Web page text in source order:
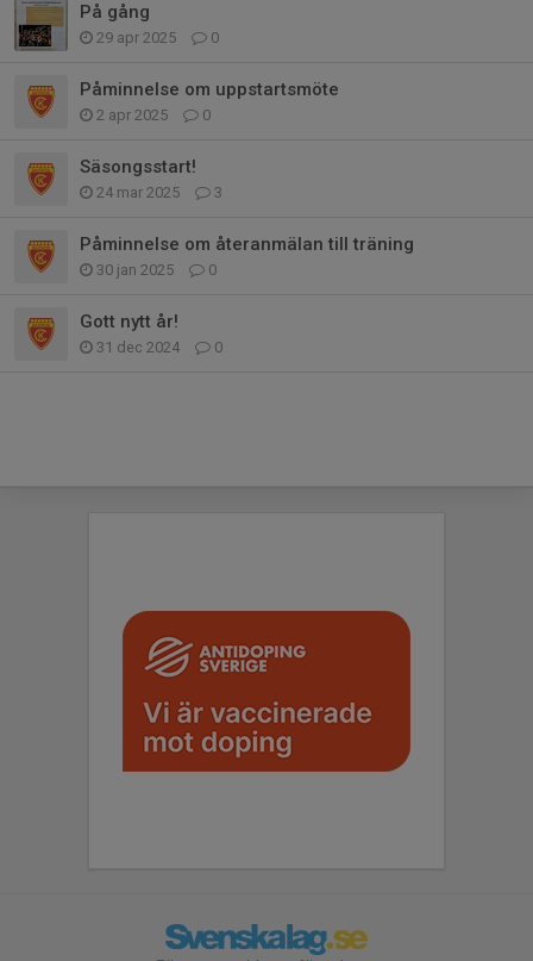
På gång
29 apr 2025 0
Påminnelse om uppstartsmöte
2 apr 2025 0
Säsongsstart!
24 mar 2025 3
Påminnelse om återanmälan till träning
30 jan 2025 0
Gott nytt år!
31 dec 2024 0